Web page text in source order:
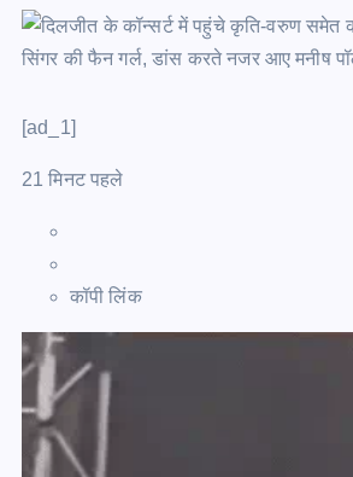
[ad_1]
21 मिनट पहले
कॉपी लिंक